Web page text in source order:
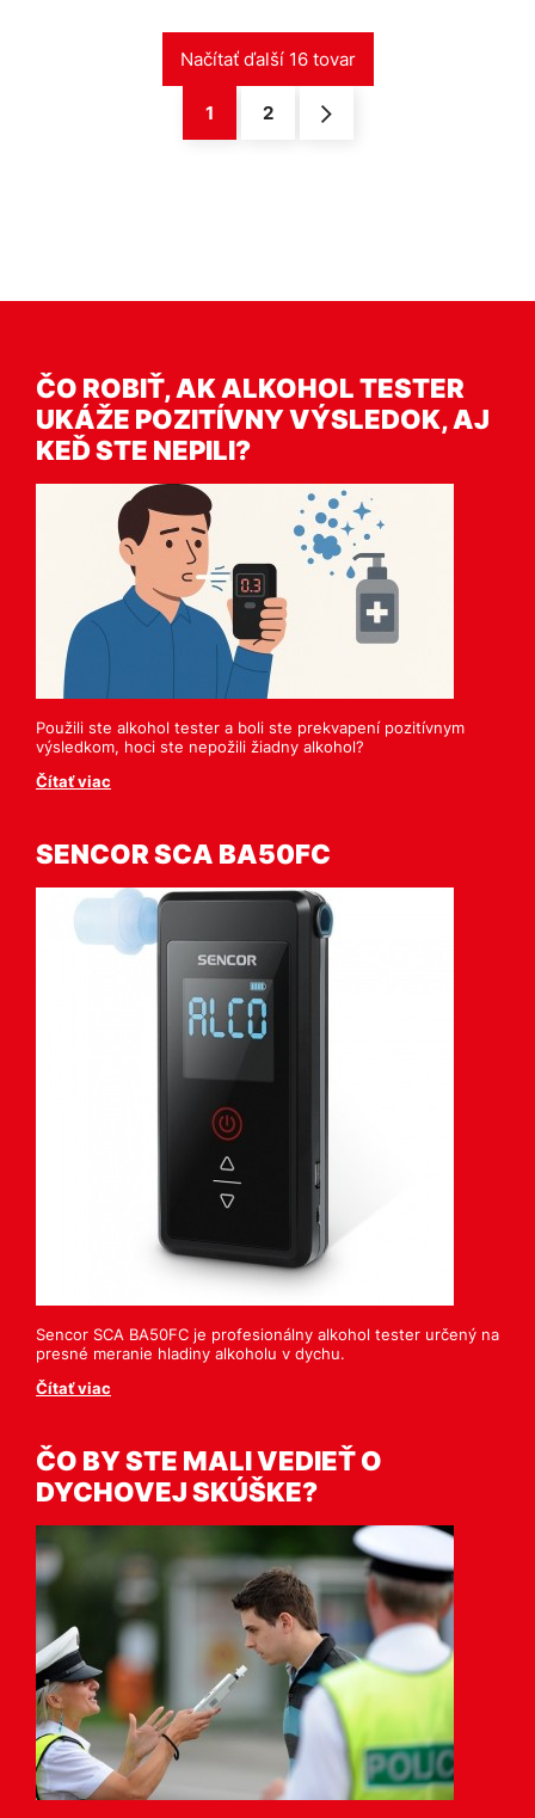
1 2
ČO ROBIŤ, AK ALKOHOL TESTER
UKÁŽE POZITÍVNY VÝSLEDOK, AJ
KEĎ STE NEPILI?
Použili ste alkohol tester a boli ste prekvapení pozitívnym
výsledkom, hoci ste nepožili žiadny alkohol?
Čítať viac
SENCOR SCA BA50FC
Sencor SCA BA50FC je profesionálny alkohol tester určený na
presné meranie hladiny alkoholu v dychu.
Čítať viac
ČO BY STE MALI VEDIEŤ O
DYCHOVEJ SKÚŠKE?